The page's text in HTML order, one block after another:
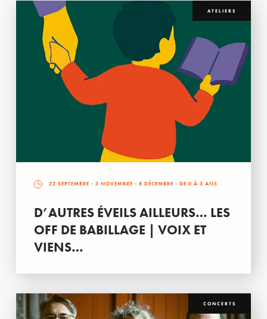
ATELIERS
22 SEPTEMBRE - 3 NOVEMBRE - 8 DÉCEMBRE - DE 0 À 3 ANS
D’AUTRES ÉVEILS AILLEURS… LES
OFF DE BABILLAGE | VOIX ET
VIENS…
CONCERTS